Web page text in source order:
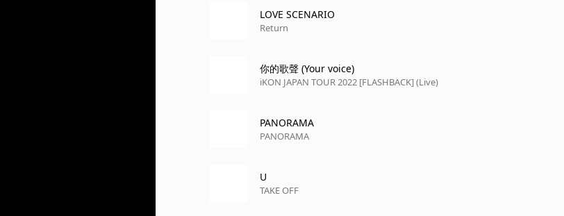
LOVE SCENARIO
Return
你的歌聲 (Your voice)
iKON JAPAN TOUR 2022 [FLASHBACK] (Live)
PANORAMA
PANORAMA
U
TAKE OFF